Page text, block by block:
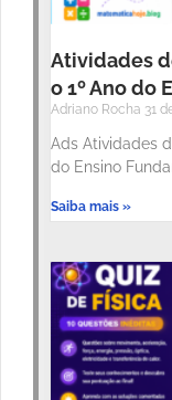
Atividades
o 1º Ano do
Adriano Rocha 31
Ads Atividades
do Ensino
Saiba mais »